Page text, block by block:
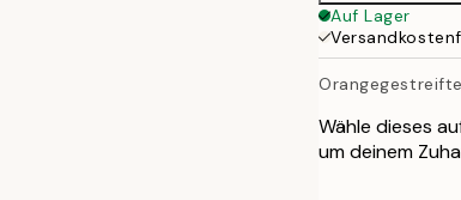
Auf Lager
Wähle dieses
um deinem